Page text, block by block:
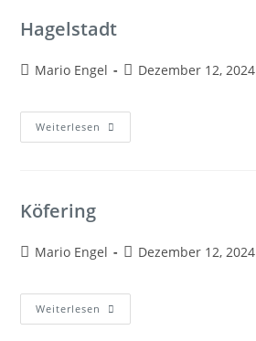
Hagelstadt
Mario Engel Dezember 12, 2024
Weiterlesen
Köfering
Mario Engel Dezember 12, 2024
Weiterlesen